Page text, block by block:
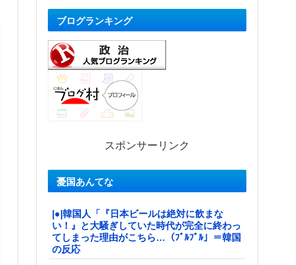
ブログランキング
スポンサーリンク
憂国あんてな
|●|韓国人「『日本ビールは絶対に飲まな
い！』と大騒ぎしていた時代が完全に終わっ
てしまった理由がこちら…（ﾌﾞﾙﾌﾞﾙ」＝韓国
の反応